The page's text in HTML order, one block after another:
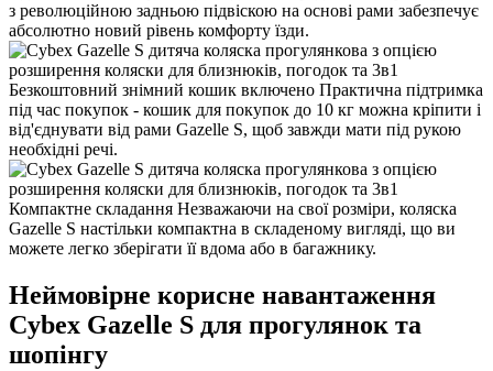
з революційною задньою підвіскою на основі рами забезпечує
абсолютно новий рівень комфорту їзди.
Безкоштовний знімний кошик включено Практична підтримка
під час покупок - кошик для покупок до 10 кг можна кріпити і
від'єднувати від рами Gazelle S, щоб завжди мати під рукою
необхідні речі.
Компактне складання Незважаючи на свої розміри, коляска
Gazelle S настільки компактна в складеному вигляді, що ви
можете легко зберігати її вдома або в багажнику.
Неймовірне корисне навантаження
Cybex Gazelle S для прогулянок та
шопінгу